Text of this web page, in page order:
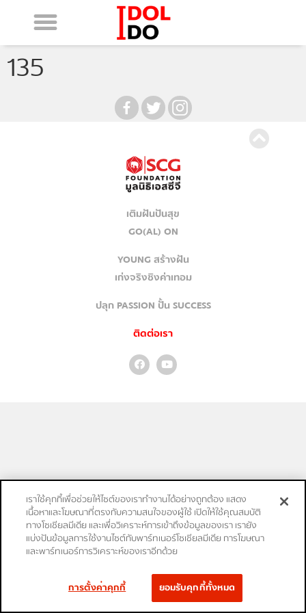
135
เติมฝันปันสุข
GO(AL) ON
YOUNG สร้างฝัน
เก่งจริงชิงค่าเทอม
ปลุก PASSION ปั้น SUCCESS
ติดต่อเรา
เราใช้คุกกี้เพื่อช่วยให้ไซต์ของเราทำงานได้อย่างถูกต้อง แสดง
เนื้อหาและโฆษณาที่ตรงกับความสนใจของผู้ใช้ เปิดให้ใช้คุณสมบัติ
ทางโซเชียลมีเดีย และเพื่อวิเคราะห์การเข้าถึงข้อมูลของเรา เรายัง
แบ่งปันข้อมูลการใช้งานไซต์กับพาร์ทเนอร์โซเชียลมีเดีย การโฆษณา
และพาร์ทเนอร์การวิเคราะห์ของเราอีกด้วย
การตั้งค่าคุกกี้ ยอมรับคุกกี้ทั้งหมด